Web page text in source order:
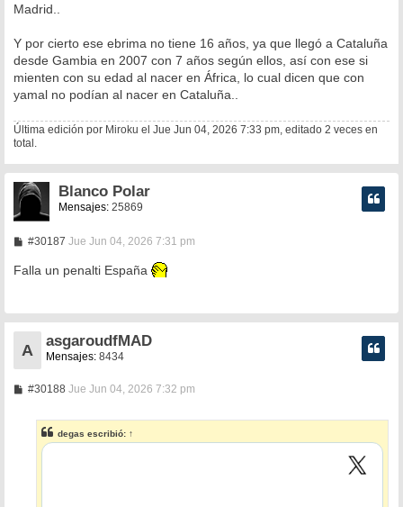
Madrid..
Y por cierto ese ebrima no tiene 16 años, ya que llegó a Cataluña
desde Gambia en 2007 con 7 años según ellos, así con ese si
mienten con su edad al nacer en África, lo cual dicen que con
yamal no podían al nacer en Cataluña..
Última edición por Miroku el Jue Jun 04, 2026 7:33 pm, editado 2 veces en
total.
Blanco Polar
Mensajes: 25869
#30187M
n
s
e
Jue Jun 04, 2026 7:31 pm
Falla un penalti España
A
asgaroudfMAD
Mensajes: 8434
#30188M
a
Jue Jun 04, 2026 7:32 pm
degas escribió: ↑